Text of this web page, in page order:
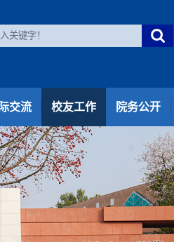
交流 校友工作 院务公开